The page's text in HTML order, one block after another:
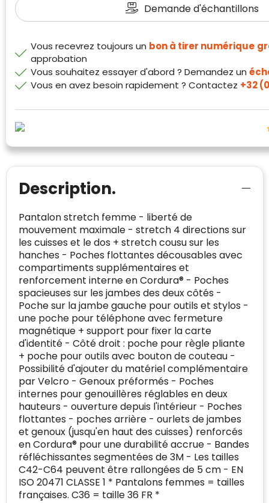
Demande d'échantillons
Vous recevrez toujours un bon à tirer numérique
approbation
Vous souhaitez essayer d'abord ? Demandez un
Vous en avez besoin rapidement ? Contactez +32
Description.
Pantalon stretch femme - liberté de
mouvement maximale - stretch 4 directions sur
les cuisses et le dos + stretch cousu sur les
hanches - Poches flottantes décousables avec
compartiments supplémentaires et
renforcement interne en Cordura® - Poches
spacieuses sur les jambes des deux côtés -
Poche sur la jambe gauche pour outils et stylos -
une poche pour téléphone avec fermeture
magnétique + support pour fixer la carte
d'identité - Côté droit : poche pour règle pliante
+ poche pour outils avec bouton de couteau -
Possibilité d'ajouter du matériel complémentaire
par Velcro - Genoux préformés - Poches
internes pour genouillères réglables en deux
hauteurs - ouverture depuis l'intérieur - Poches
flottantes - poches arrière - ourlets de jambes
et genoux (jusqu'en haut des cuisses) renforcés
en Cordura® pour une durabilité accrue - Bandes
réfléchissantes segmentées de 3M - Les tailles
C42-C64 peuvent être rallongées de 5 cm - EN
ISO 20471 CLASSE 1 * Pantalons femmes = tailles
françaises. C36 = taille 36 FR *
Klantenbeoordelingen laten zien hoe een
van klanten voldoet.
Trustindex werkt samen met 137
beoordelingsplatforms om
websitebezoekers toegang te geven tot
plaats.
bewezen is dat ze spamvrij zijn worden door
de verschillende platforms geaccepteerd en
meegeteld in de scores.
Trustindex meet voortdurend de
Trustindex heeft de contactgegevens van de
website en de bedrijfsgegevens
onafhankelijk geverifieerd.
CONTACTGEGEVENS
Telefoonnummer:+32 479 88 00 36 Geverifieerd
E-
mailadres:
mia@linkkado.be Geverifieerd
BEDRIJFSGEGEVENS
Bedrijfsnaam : Linkkado
Domein: linkkado.be
Oprichting van de
onderneming:
2026
Aantal werknemers: 1-10
Trustindex-certificaat
starten:
2026-04-22
Trustindex controleert websites voortdurend
op veiligheidsproblemen.
Safe Browsing:
geen probleem
gedetecteerd
Blacklist Geen site op de zwarte lijst
Geldig SSL-certificaat
Spam E-mail is spamvrij
Websites die consequent een hoog niveau
van klanttevredenheid handhaven en
voldoen aan een hoog niveau van
veiligheidsprotocol, kunnen Trustindex-
certificaat verkrijgen. Zoekt u bij het winkelen
naar de certificaten van Trustindex en koopt u
met vertrouwen!
Meer informatie»
Voor bedrijven
Bouwt u vertrouwen op en verhoogt u uw
verkoop met de Trustindex-certificaat.
Meer informatie»